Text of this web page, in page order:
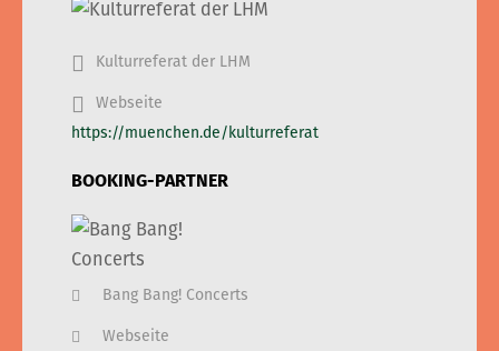
Kulturreferat der LHM
Webseite
https://muenchen.de/kulturreferat
BOOKING-PARTNER
Bang Bang! Concerts
Webseite